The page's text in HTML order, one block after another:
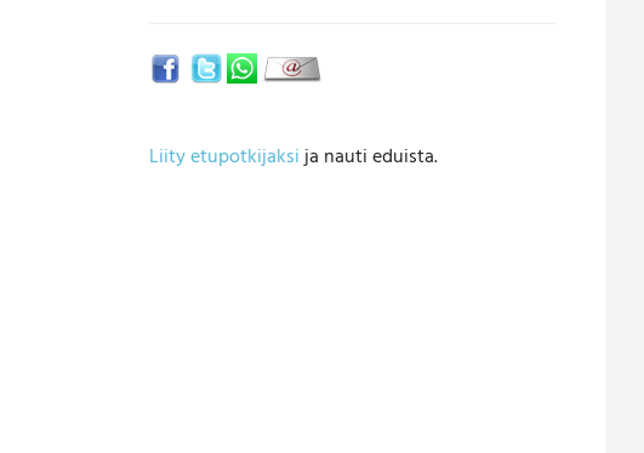
Liity etupotkijaksija nauti eduista.